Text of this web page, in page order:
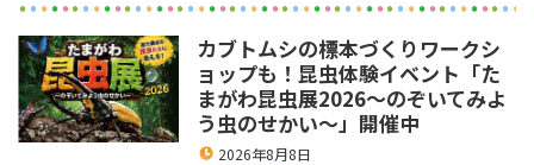
カブトムシの標本づくりワークシ
ョップも！昆虫体験イベント「た
まがわ昆虫展2026～のぞいてみよ
う虫のせかい～」開催中
2026年8月8日